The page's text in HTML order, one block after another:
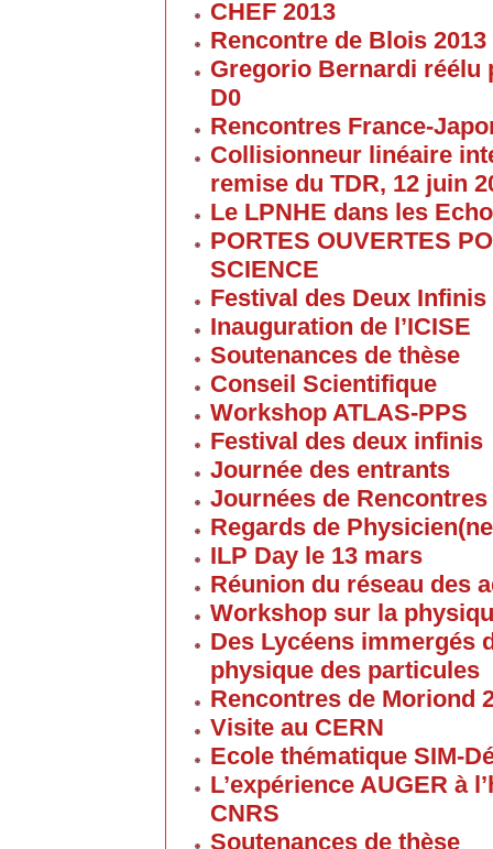
CHEF 2013
Rencontre de Blois 2013
Gregorio Bernardi réélu
D0
Rencontres France-
Collisionneur linéaire
remise du TDR, 12 juin
Le LPNHE dans les
PORTES OUVERTES
SCIENCE
Festival des Deux Infinis
Inauguration de l’ICISE
Soutenances de thèse
Conseil Scientifique
Workshop ATLAS-PPS
Festival des deux infinis
Journée des entrants
Journées de
Regards de
ILP Day le 13 mars
Réunion du réseau des
Workshop sur la
Des Lycéens immergés
physique des particules
Rencontres de Moriond
Visite au CERN
Ecole thématique SIM-
L’expérience AUGER à
CNRS
Soutenances de thèse